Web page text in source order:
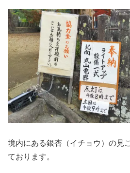
境内にある銀杏（イチョウ）の見
ております。